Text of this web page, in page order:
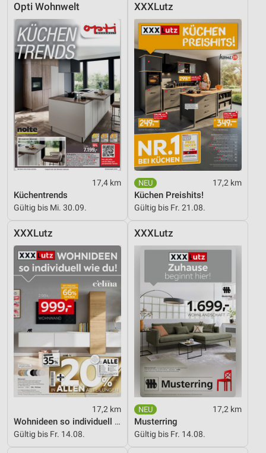
Opti Wohnwelt
17,4 km
Küchentrends
Gültig bis Mi. 30.09.
XXXLutz
17,2 km
Küchen Preishits!
Gültig bis Fr. 21.08.
XXXLutz
17,2 km
Wohnideen so individuell wie du!
Gültig bis Fr. 14.08.
XXXLutz
17,2 km
Musterring
Gültig bis Fr. 14.08.